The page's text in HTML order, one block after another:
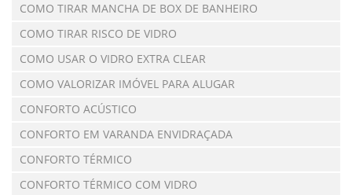
COMO TIRAR MANCHA DE BOX DE BANHEIRO
COMO TIRAR RISCO DE VIDRO
COMO USAR O VIDRO EXTRA CLEAR
COMO VALORIZAR IMÓVEL PARA ALUGAR
CONFORTO ACÚSTICO
CONFORTO EM VARANDA ENVIDRAÇADA
CONFORTO TÉRMICO
CONFORTO TÉRMICO COM VIDRO